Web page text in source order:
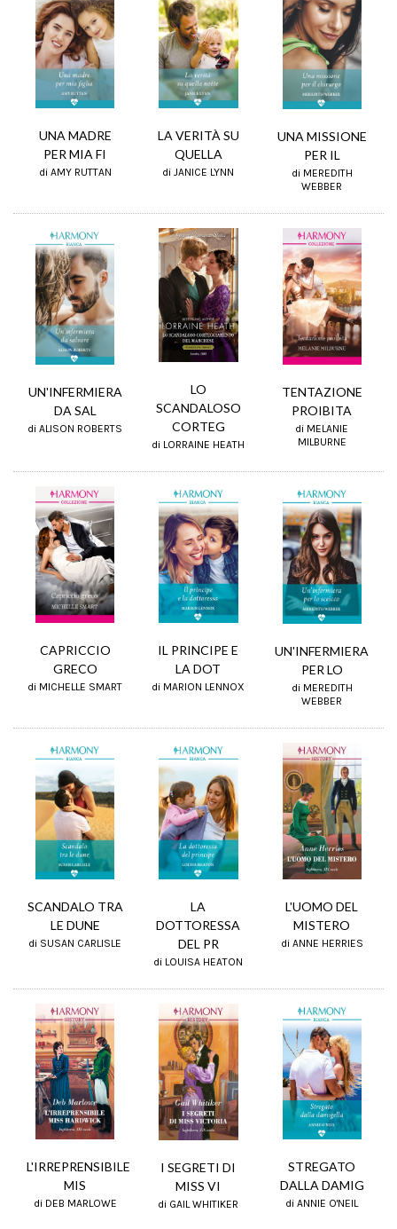
UNA MADRE
PER MIA FI
di AMY RUTTAN
LA VERITÀ SU
QUELLA
di JANICE LYNN
UNA MISSIONE
PER IL
di MEREDITH
WEBBER
UN'INFERMIERA
DA SAL
di ALISON ROBERTS
LO
SCANDALOSO
CORTEG
di LORRAINE HEATH
TENTAZIONE
PROIBITA
di MELANIE
MILBURNE
CAPRICCIO
GRECO
di MICHELLE SMART
IL PRINCIPE E
LA DOT
di MARION LENNOX
UN'INFERMIERA
PER LO
di MEREDITH
WEBBER
SCANDALO TRA
LE DUNE
di SUSAN CARLISLE
LA
DOTTORESSA
DEL PR
di LOUISA HEATON
L'UOMO DEL
MISTERO
di ANNE HERRIES
L'IRREPRENSIBILE
MIS
di DEB MARLOWE
I SEGRETI DI
MISS VI
di GAIL WHITIKER
STREGATO
DALLA DAMIG
di ANNIE O'NEIL